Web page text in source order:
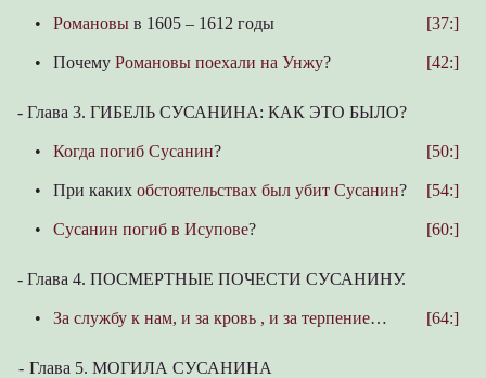
• Романовы в 1605 – 1612 годы [37:]
• Почему Романовы поехали на Унжу? [42:]
- Глава 3. ГИБЕЛЬ СУСАНИНА: КАК ЭТО БЫЛО?
• Когда погиб Сусанин? [50:]
• При каких обстоятельствах был убит Сусанин? [54:]
• Сусанин погиб в Исупове? [60:]
- Глава 4. ПОСМЕРТНЫЕ ПОЧЕСТИ СУСАНИНУ.
• За службу к нам, и за кровь , и за терпение… [64:]
- Глава 5. МОГИЛА СУСАНИНА